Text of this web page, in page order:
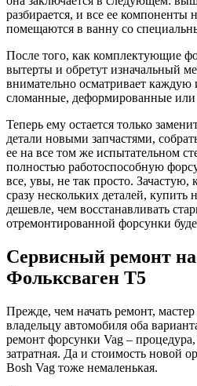
разбирается, и все ее компоненты
помещаются в ванну со
После того, как комплектующие
вытерты и обретут изначальный
внимательно осматривает каждую
сломанные, деформированные
Теперь ему остается только
детали новыми запчастями,
ее на все том же испытательном
полностью работоспособную
все, увы, не так просто. Зачастую,
сразу нескольких деталей, купить
дешевле, чем восстанавливать
отремонтированной форсунки
Сервисный ремонт
Фольксваген Т5
Прежде, чем начать ремонт,
владельцу автомобиля оба
ремонт форсунки Vag –
затратная. Да и стоимость новой
Bosh Vag тоже немаленькая.